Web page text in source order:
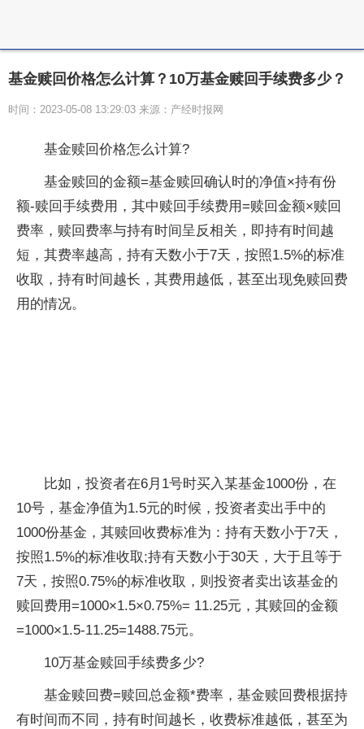
基金赎回价格怎么计算？10万基金赎回手续费多少？
时间：2023-05-08 13:29:03 来源：产经时报网
基金赎回价格怎么计算?
基金赎回的金额=基金赎回确认时的净值×持有份
额-赎回手续费用，其中赎回手续费用=赎回金额×赎回
费率，赎回费率与持有时间呈反相关，即持有时间越
短，其费率越高，持有天数小于7天，按照1.5%的标准
收取，持有时间越长，其费用越低，甚至出现免赎回费
用的情况。
比如，投资者在6月1号时买入某基金1000份，在
10号，基金净值为1.5元的时候，投资者卖出手中的
1000份基金，其赎回收费标准为：持有天数小于7天，
按照1.5%的标准收取;持有天数小于30天，大于且等于
7天，按照0.75%的标准收取，则投资者卖出该基金的
赎回费用=1000×1.5×0.75%= 11.25元，其赎回的金额
=1000×1.5-11.25=1488.75元。
10万基金赎回手续费多少?
基金赎回费=赎回总金额*费率，基金赎回费根据持
有时间而不同，持有时间越长，收费标准越低，甚至为